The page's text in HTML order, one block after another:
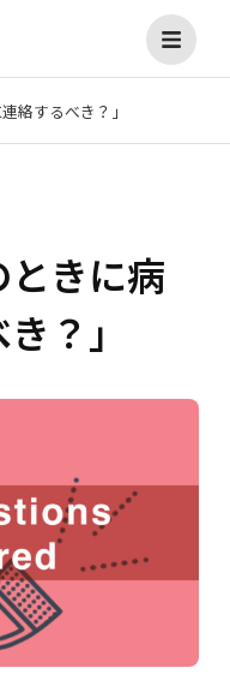
絡するべき？」
ときに病
？」